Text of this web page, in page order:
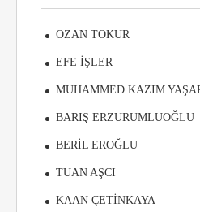
OZAN TOKUR
EFE İŞLER
MUHAMMED KAZIM
BARIŞ ERZURUMLUOĞLU
BERİL EROĞLU
TUAN AŞCI
KAAN ÇETİNKAYA